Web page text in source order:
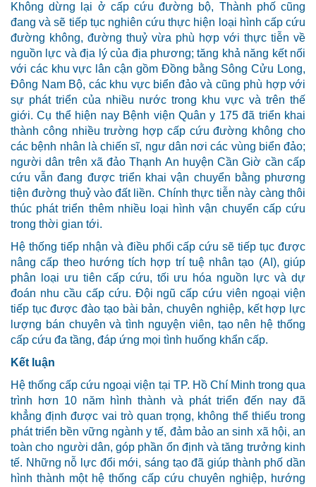
Không dừng lại ở cấp cứu đường bộ, Thành phố cũng
đang và sẽ tiếp tục nghiên cứu thực hiện loại hình cấp cứu
đường không, đường thuỷ vừa phù hợp với thực tiễn về
nguồn lực và địa lý của địa phương; tăng khả năng kết nối
với các khu vực lân cận gồm Đồng bằng Sông Cửu Long,
Đông Nam Bộ, các khu vực biển đảo và cũng phù hợp với
sự phát triển của nhiều nước trong khu vực và trên thế
giới. Cụ thể hiện nay Bệnh viện Quân y 175 đã triển khai
thành công nhiều trường hợp cấp cứu đường không cho
các bệnh nhân là chiến sĩ, ngư dân nơi các vùng biển đảo;
người dân trên xã đảo Thạnh An huyện Cần Giờ cần cấp
cứu vẫn đang được triển khai vận chuyển bằng phương
tiện đường thuỷ vào đất liền. Chính thực tiễn này càng thôi
thúc phát triển thêm nhiều loại hình vận chuyển cấp cứu
trong thời gian tới.
Hệ thống tiếp nhận và điều phối cấp cứu sẽ tiếp tục được
nâng cấp theo hướng tích hợp trí tuệ nhân tạo (AI), giúp
phân loại ưu tiên cấp cứu, tối ưu hóa nguồn lực và dự
đoán nhu cầu cấp cứu. Đội ngũ cấp cứu viên ngoại viện
tiếp tục được đào tạo bài bản, chuyên nghiệp, kết hợp lực
lượng bán chuyên và tình nguyện viên, tạo nên hệ thống
cấp cứu đa tầng, đáp ứng mọi tình huống khẩn cấp.
Kết luận
Hệ thống cấp cứu ngoại viện tại TP. Hồ Chí Minh trong qua
trình hơn 10 năm hình thành và phát triển đến nay đã
khẳng định được vai trò quan trọng, không thể thiếu trong
phát triển bền vững ngành y tế, đảm bảo an sinh xã hội, an
toàn cho người dân, góp phần ổn định và tăng trưởng kinh
tế. Những nỗ lực đổi mới, sáng tạo đã giúp thành phố dần
hình thành một hệ thống cấp cứu chuyên nghiệp, hướng